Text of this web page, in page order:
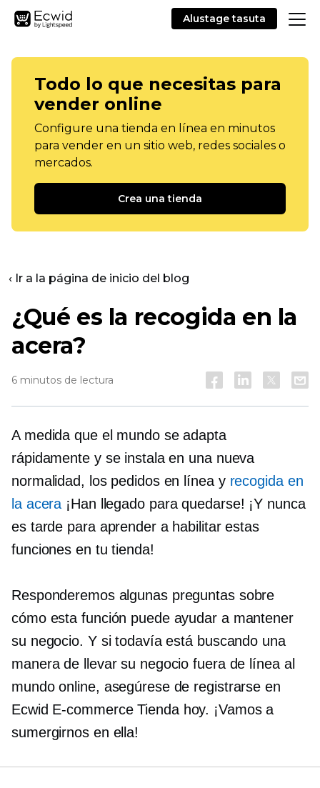
Alustage tasuta
Todo lo que necesitas para
vender online
Configure una tienda en línea en minutos
para vender en un sitio web, redes sociales o
mercados.
Crea una tienda
‹ Ir a la página de inicio del blog
¿Qué es la recogida en la
acera?
6 minutos de lectura
A medida que el mundo se adapta
rápidamente y se instala en una nueva
normalidad, los pedidos en línea y recogida en
la acera ¡Han llegado para quedarse! ¡Y nunca
es tarde para aprender a habilitar estas
funciones en tu tienda!
Responderemos algunas preguntas sobre
cómo esta función puede ayudar a mantener
su negocio. Y si todavía está buscando una
manera de llevar su negocio fuera de línea al
mundo online, asegúrese de registrarse en
Ecwid E-commerceTienda hoy. ¡Vamos a
sumergirnos en ella!